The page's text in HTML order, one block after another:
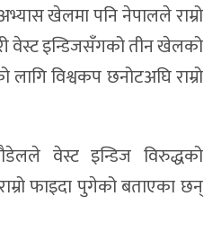
खेलमा पनि नेपालले राम्रो
वेस्ट इन्डिजसँगको तीन खेलको
विश्वकप छनोटअघि राम्रो
वेस्ट इन्डिज विरुद्धको
फाइदा पुगेको बताएका छन्